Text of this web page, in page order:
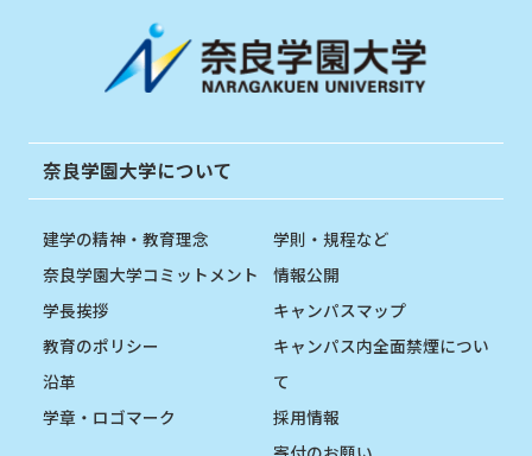
奈良学園大学について
建学の精神・教育理念
奈良学園大学コミットメント
学長挨拶
教育のポリシー
沿革
学章・ロゴマーク
学則・規程など
情報公開
キャンパスマップ
キャンパス内全面禁煙につい
て
採用情報